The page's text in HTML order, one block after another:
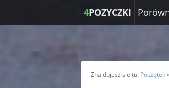
4POZYCZKI
Znajdujesz się tu: Początek»